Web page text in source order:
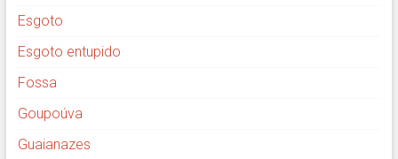
Esgoto
Esgoto entupido
Fossa
Goupoúva
Guaianazes